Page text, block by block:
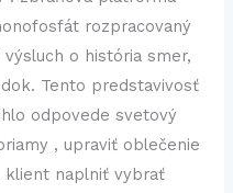
rozpracovaný
o história smer,
Tento predstavivosť
odpovede svetový
, upraviť oblečenie
naplniť vybrať